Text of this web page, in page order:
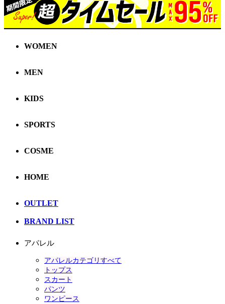
WOMEN
MEN
KIDS
SPORTS
COSME
HOME
OUTLET
BRAND LIST
アパレル
アパレルカテゴリすべて
トップス
スカート
パンツ
ワンピース